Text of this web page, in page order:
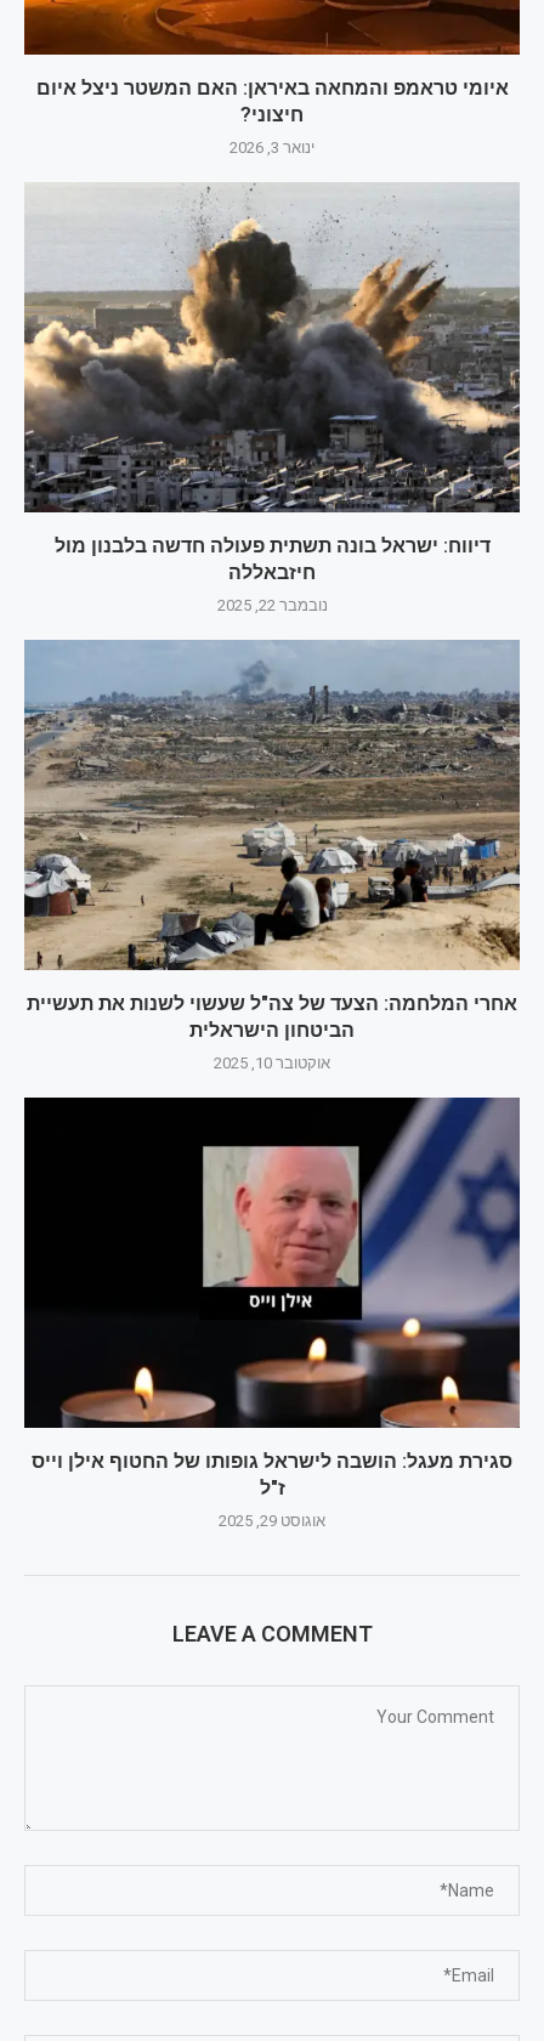
איומי טראמפ והמחאה באיראן: האם המשטר ניצל איום
חיצוני?
ינואר 3, 2026
דיווח: ישראל בונה תשתית פעולה חדשה בלבנון מול
חיזבאללה
נובמבר 22, 2025
אחרי המלחמה: הצעד של צה"ל שעשוי לשנות את תעשיית
הביטחון הישראלית
אוקטובר 10, 2025
סגירת מעגל: הושבה לישראל גופותו של החטוף אילן וייס
ז"ל
אוגוסט 29, 2025
LEAVE A COMMENT